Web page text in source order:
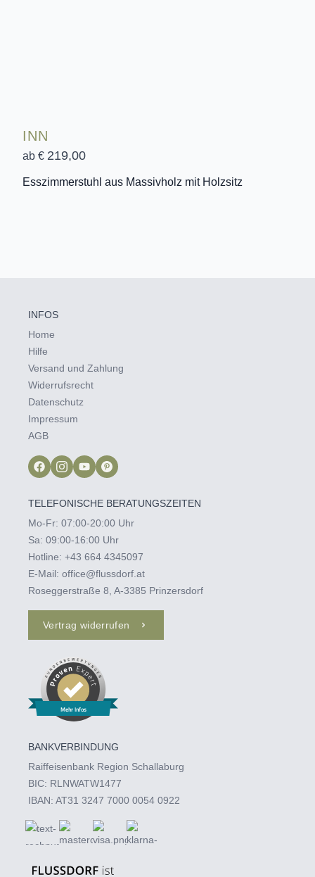
INN
ab € 219,00
Esszimmerstuhl aus Massivholz mit Holzsitz
INFOS
Home
Hilfe
Versand und Zahlung
Widerrufsrecht
Datenschutz
Impressum
AGB
TELEFONISCHE BERATUNGSZEITEN
Mo-Fr: 07:00-20:00 Uhr
Sa: 09:00-16:00 Uhr
Hotline: +43 664 4345097‬
E-Mail: office@flussdorf.at
Roseggerstraße 8, A-3385 Prinzersdorf
Vertrag widerrufen
Mehr Infos
BANKVERBINDUNG
Raiffeisenbank Region Schallaburg
BIC: RLNWATW1477
IBAN: AT31 3247 7000 0054 0922